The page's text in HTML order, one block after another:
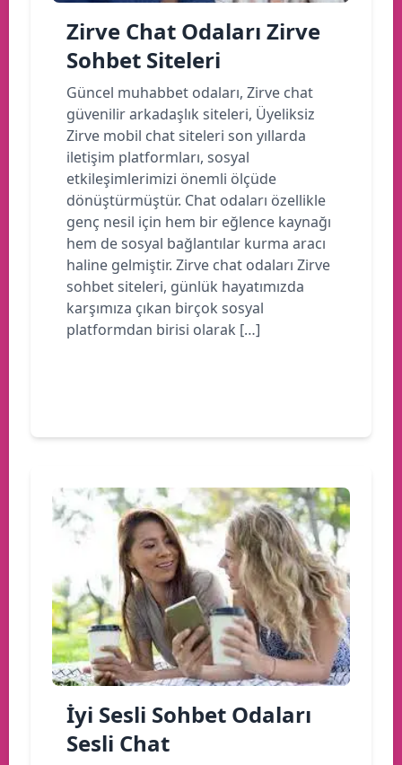
Zirve Chat Odaları Zirve
Sohbet Siteleri
Güncel muhabbet odaları, Zirve chat
güvenilir arkadaşlık siteleri, Üyeliksiz
Zirve mobil chat siteleri son yıllarda
iletişim platformları, sosyal
etkileşimlerimizi önemli ölçüde
dönüştürmüştür. Chat odaları özellikle
genç nesil için hem bir eğlence kaynağı
hem de sosyal bağlantılar kurma aracı
haline gelmiştir. Zirve chat odaları Zirve
sohbet siteleri, günlük hayatımızda
karşımıza çıkan birçok sosyal
platformdan birisi olarak […]
İyi Sesli Sohbet Odaları
Sesli Chat